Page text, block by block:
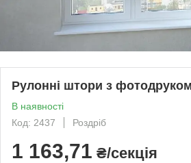
Рулонні штори з
В наявності
Код: 2437
Роздріб
1 163,71 ₴/секція